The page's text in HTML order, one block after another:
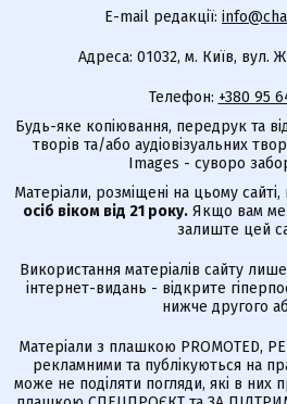
E-mail редакції:
Адреса: 01032, м. Київ, вул.
Телефон: +380 95
Будь-яке копіювання, передрук та
творів та/або аудіовізуальних
Images - суворо
Матеріали, розміщені на цьому сайті,
осіб віком від 21 року. Якщо вам
залиште цей
Використання матеріалів сайту
інтернет-видань - відкрите
нижче другого
Матеріали з плашкою PROMOTED,
рекламними та публікуються на
може не поділяти погляди, які в них